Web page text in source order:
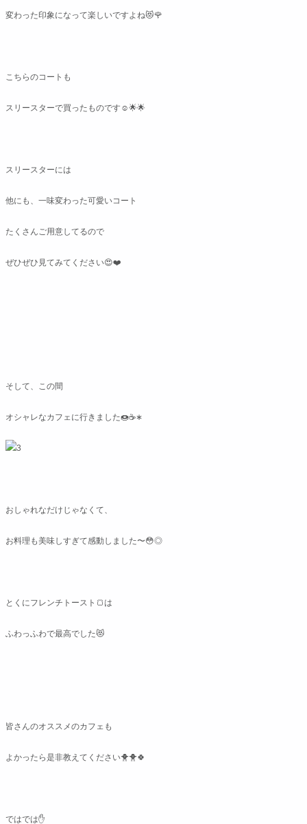
変わった印象になって楽しいですよね😻🌹
こちらのコートも
スリースターで買ったものです☺️🌟🌟
スリースターには
他にも、一味変わった可愛いコート
たくさんご用意してるので
ぜひぜひ見てみてください😍❤️
そして、この間
オシャレなカフェに行きました🍩☕∗
おしゃれなだけじゃなくて、
お料理も美味しすぎて感動しました〜😳◎
とくにフレンチトースト🍞は
ふわっふわで最高でした😻
皆さんのオススメのカフェも
よかったら是非教えてください🐥🐥🍀
ではでは✋